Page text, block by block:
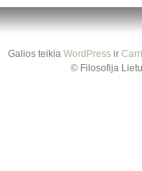
Galios teikia WordPressir
© Filosofija